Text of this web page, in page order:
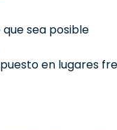
sea posible
en lugares